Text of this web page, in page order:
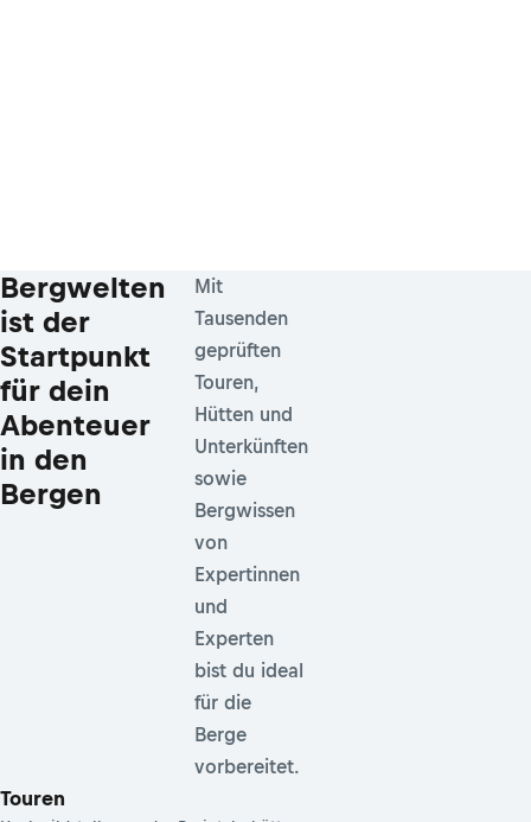
Bergwelten
ist der
Startpunkt
für dein
Abenteuer
in den
Bergen
Mit
Tausenden
geprüften
Touren,
Hütten und
Unterkünften
sowie
Bergwissen
von
Expertinnen
und
Experten
bist du ideal
für die
Berge
vorbereitet.
Touren